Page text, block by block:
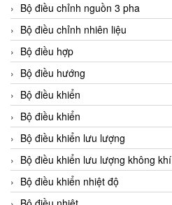
Bộ điều chỉnh nguồn 3 pha
Bộ điều chỉnh nhiên liệu
Bộ điều hợp
Bộ điều hướng
Bộ điều khiển
Bộ điều khiển
Bộ điều khiển lưu lượng
Bộ điều khiển lưu lượng không khí
Bộ điều khiển nhiệt độ